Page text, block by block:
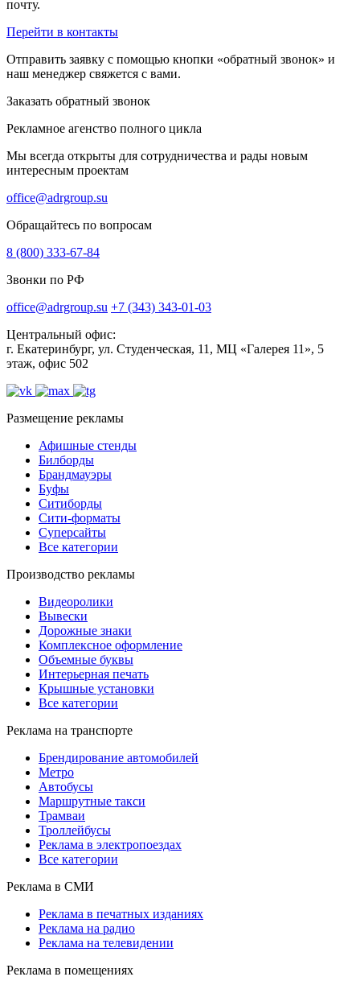
почту.
Перейти в контакты
Отправить заявку с помощью кнопки «обратный звонок» и
наш менеджер свяжется с вами.
Заказать обратный звонок
Рекламное агенство полного цикла
Мы всегда открыты для сотрудничества и рады новым
интересным проектам
office@adrgroup.su
Обращайтесь по вопросам
8 (800) 333-67-84
Звонки по РФ
office@adrgroup.su +7 (343) 343-01-03
Центральный офис:
г. Екатеринбург, ул. Студенческая, 11, МЦ «Галерея 11», 5
этаж, офис 502
Размещение рекламы
Афишные стенды
Билборды
Брандмауэры
Буфы
Ситиборды
Сити-форматы
Суперсайты
Все категории
Производство рекламы
Видеоролики
Вывески
Дорожные знаки
Комплексное оформление
Объемные буквы
Интерьерная печать
Крышные установки
Все категории
Реклама на транспорте
Брендирование автомобилей
Метро
Автобусы
Маршрутные такси
Трамваи
Троллейбусы
Реклама в электропоездах
Все категории
Реклама в СМИ
Реклама в печатных изданиях
Реклама на радио
Реклама на телевидении
Реклама в помещениях